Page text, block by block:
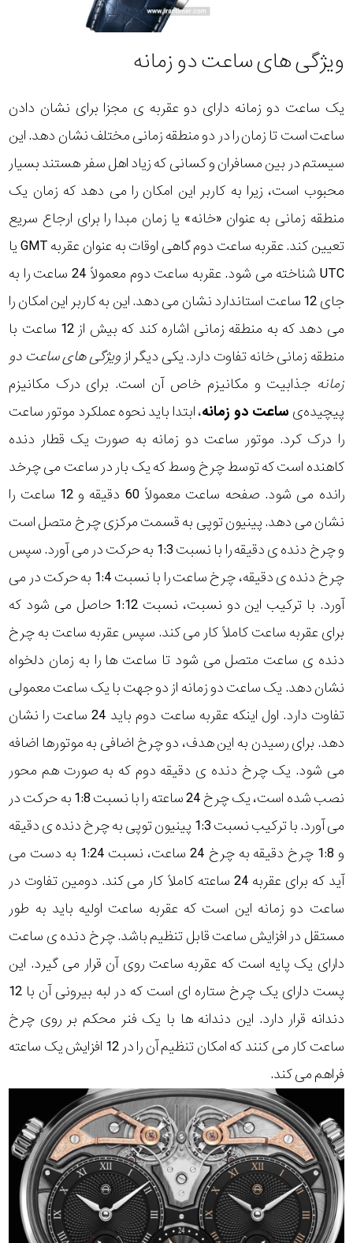
ویژگی های ساعت دو زمانه
یک ساعت دو زمانه دارای دو عقربه ی مجزا برای نشان دادن
ساعت است تا زمان را در دو منطقه زمانی مختلف نشان دهد. این
سیستم در بین مسافران و کسانی که زیاد اهل سفر هستند بسیار
محبوب است، زیرا به کاربر این امکان را می دهد که زمان یک
منطقه زمانی به عنوان «خانه» یا زمان مبدا را برای ارجاع سریع
تعیین کند. عقربه ساعت دوم گاهی اوقات به عنوان عقربه GMT یا
UTC شناخته می شود. عقربه ساعت دوم معمولاً 24 ساعت را به
جای 12 ساعت استاندارد نشان می دهد. این به کاربر این امکان را
می دهد که به منطقه زمانی اشاره کند که بیش از 12 ساعت با
منطقه زمانی خانه تفاوت دارد. یکی دیگر از ویژگی های ساعت دو
زمانه جذابیت و مکانیزم خاص آن است. برای درک مکانیزم
پیچیده‌ی ساعت دو زمانه، ابتدا باید نحوه عملکرد موتور ساعت
را درک کرد. موتور ساعت دو زمانه به صورت یک قطار دنده
کاهنده است که توسط چرخ وسط که یک بار در ساعت می چرخد
رانده می شود. صفحه ساعت معمولاً 60 دقیقه و 12 ساعت را
نشان می دهد. پینیون توپی به قسمت مرکزی چرخ متصل است
و چرخ دنده ی دقیقه را با نسبت 1:3 به حرکت در می آورد. سپس
چرخ دنده ی دقیقه، چرخ ساعت را با نسبت 1:4 به حرکت در می
آورد. با ترکیب این دو نسبت، نسبت 1:12 حاصل می شود که
برای عقربه ساعت کاملاً کار می کند. سپس عقربه ساعت به چرخ
دنده ی ساعت متصل می شود تا ساعت ها را به زمان دلخواه
نشان دهد. یک ساعت دو زمانه از دو جهت با یک ساعت معمولی
تفاوت دارد. اول اینکه عقربه ساعت دوم باید 24 ساعت را نشان
دهد. برای رسیدن به این هدف، دو چرخ اضافی به موتورها اضافه
می شود. یک چرخ دنده ی دقیقه دوم که به صورت هم محور
نصب شده است، یک چرخ 24 ساعته را با نسبت 1:8 به حرکت در
می آورد. با ترکیب نسبت 1:3 پینیون توپی به چرخ دنده ی دقیقه
و 1:8 چرخ دقیقه به چرخ 24 ساعت، نسبت 1:24 به دست می
آید که برای عقربه 24 ساعته کاملاً کار می کند. دومین تفاوت در
ساعت دو زمانه این است که عقربه ساعت اولیه باید به طور
مستقل در افزایش ساعت قابل تنظیم باشد. چرخ دنده ی ساعت
دارای یک پایه است که عقربه ساعت روی آن قرار می گیرد. این
پست دارای یک چرخ ستاره ای است که در لبه بیرونی آن با 12
دندانه قرار دارد. این دندانه ها با یک فنر محکم بر روی چرخ
ساعت کار می کنند که امکان تنظیم آن را در 12 افزایش یک ساعته
فراهم می کند.